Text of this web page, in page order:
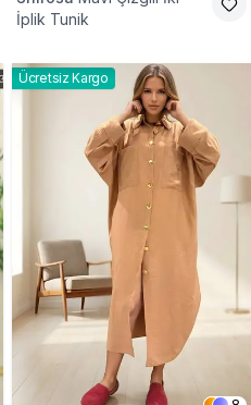
İplik Tunik
Ücretsiz Kargo